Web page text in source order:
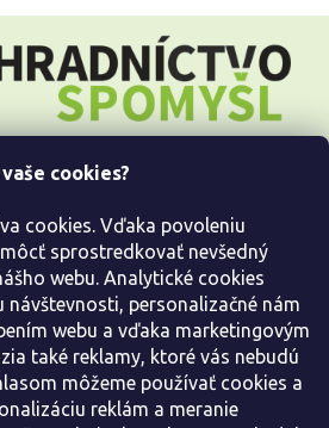
cookies?
cookies. Vďaka povoleniu
sprostredkovať nevšedný
webu. Analytické cookies
návštevnosti, personalizačné nám
webu a vďaka marketingovým
také reklamy, ktoré vás nebudú
môžeme používať cookies a
reklám a meranie